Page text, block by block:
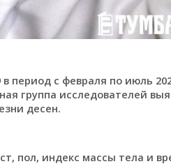
период с февраля по июль
группа исследователей
десен.
пол, индекс массы тела и